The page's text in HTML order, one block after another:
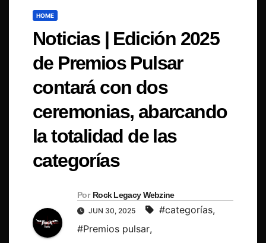
HOME
Noticias | Edición 2025
de Premios Pulsar
contará con dos
ceremonias, abarcando
la totalidad de las
categorías
Por Rock Legacy Webzine
JUN 30, 2025 #categorías,
#Premios pulsar,